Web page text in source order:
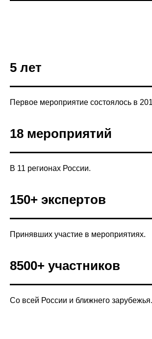
5 лет
Первое мероприятие состоялось в
18 мероприятий
В 11 регионах России.
150+ экспертов
Принявших участие в мероприятиях.
8500+ участников
Со всей России и ближнего зарубежья.